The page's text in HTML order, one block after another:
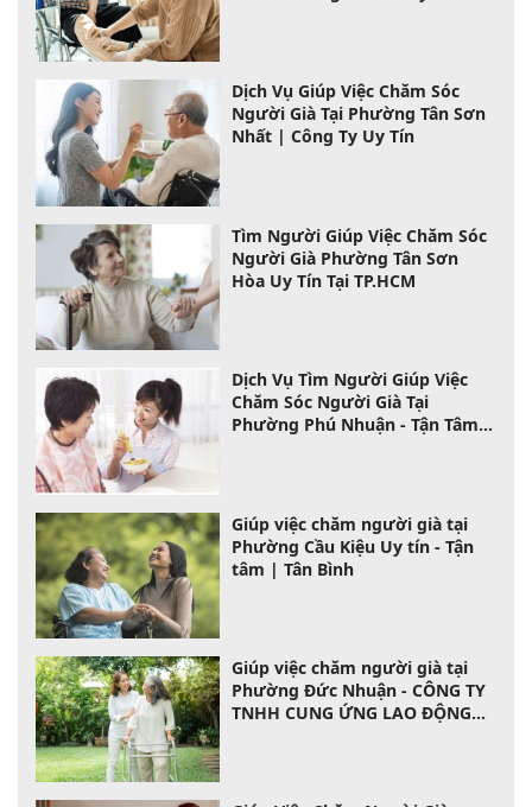
Dịch Vụ Giúp Việc Chăm Sóc
Người Già Tại Phường Tân Sơn
Nhất | Công Ty Uy Tín
Tìm Người Giúp Việc Chăm Sóc
Người Già Phường Tân Sơn
Hòa Uy Tín Tại TP.HCM
Dịch Vụ Tìm Người Giúp Việc
Chăm Sóc Người Già Tại
Phường Phú Nhuận - Tận Tâm,
Giúp việc chăm người già tại
Phường Cầu Kiệu Uy tín - Tận
tâm | Tân Bình
Giúp việc chăm người già tại
Phường Đức Nhuận - CÔNG TY
TNHH CUNG ỨNG LAO ĐỘNG